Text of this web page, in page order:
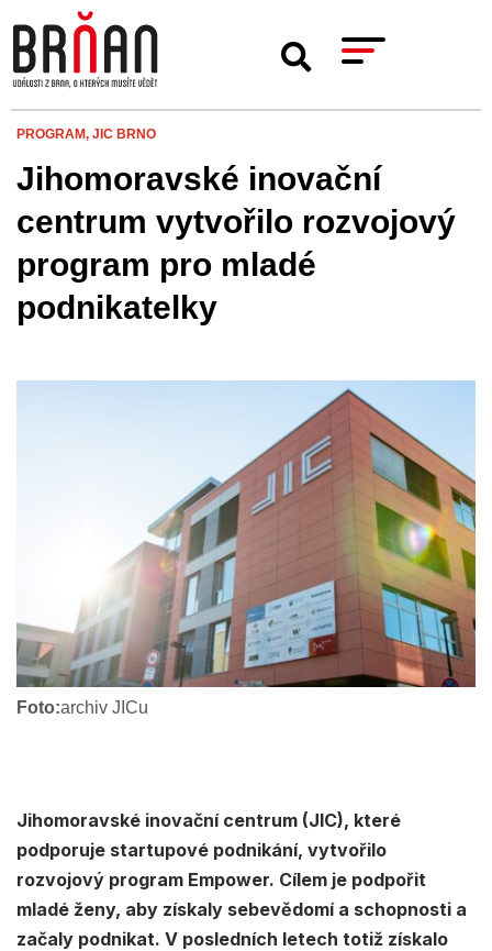
PROGRAM, JIC BRNO
Jihomoravské inovační
centrum vytvořilo rozvojový
program pro mladé
podnikatelky
Foto:archiv JICu
Jihomoravské inovační centrum (JIC), které
podporuje startupové podnikání, vytvořilo
rozvojový program Empower. Cílem je podpořit
mladé ženy, aby získaly sebevědomí a schopnosti a
začaly podnikat. V posledních letech totiž získalo